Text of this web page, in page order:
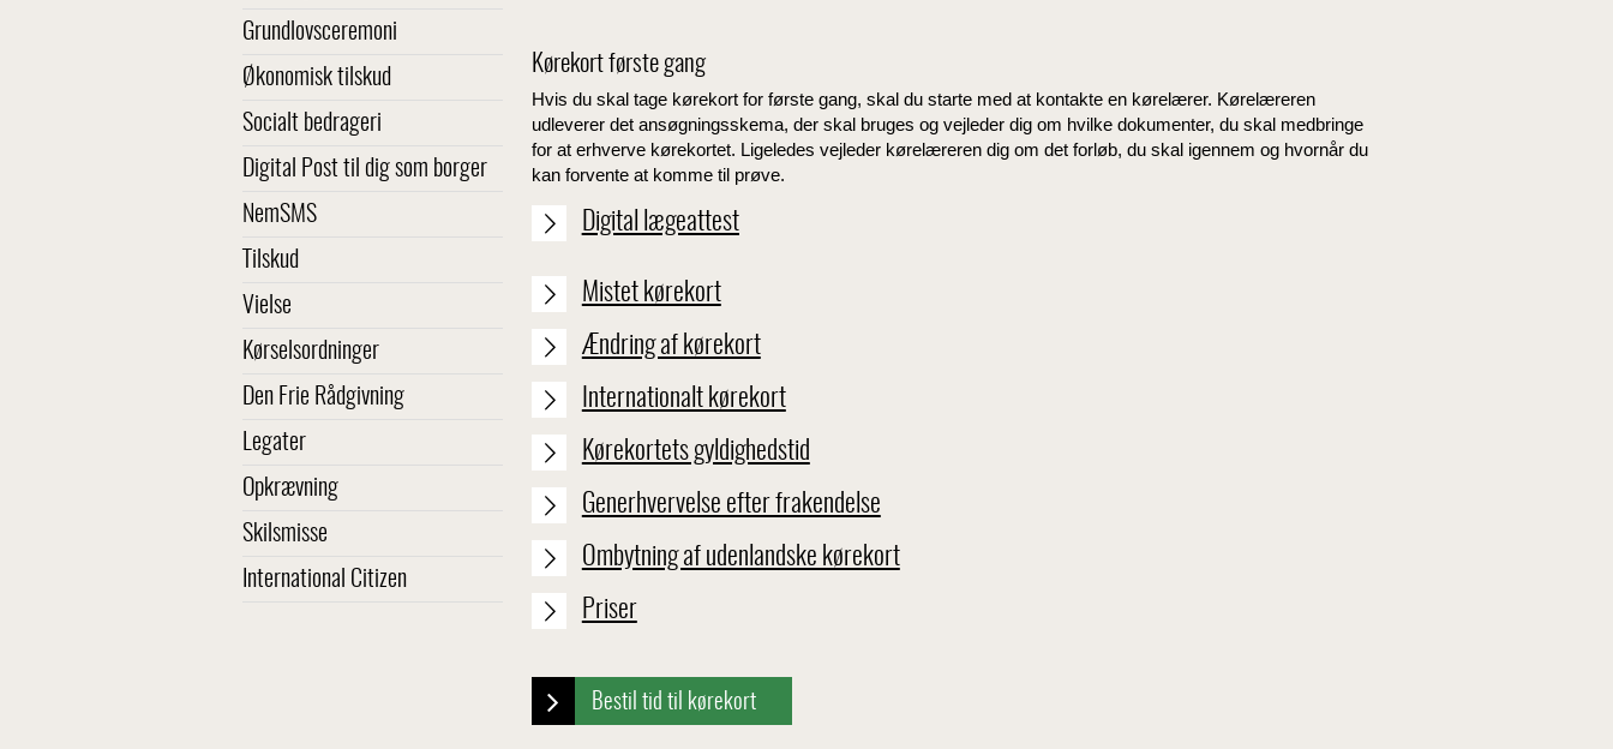
Grundlovsceremoni
Økonomisk tilskud
Socialt bedrageri
Digital Post til dig som borger
NemSMS
Tilskud
Vielse
Kørselsordninger
Den Frie Rådgivning
Legater
Opkrævning
Skilsmisse
International Citizen
Kørekort første gang
Hvis du skal tage kørekort for første gang, skal du starte med at kontakte en kørelærer. Kørelæreren
udleverer det ansøgningsskema, der skal bruges og vejleder dig om hvilke dokumenter, du skal medbringe
for at erhverve kørekortet. Ligeledes vejleder kørelæreren dig om det forløb, du skal igennem og hvornår du
kan forvente at komme til prøve.
Digital lægeattest
Mistet kørekort
Ændring af kørekort
Internationalt kørekort
Kørekortets gyldighedstid
Generhvervelse efter frakendelse
Ombytning af udenlandske kørekort
Priser
Bestil tid til kørekort